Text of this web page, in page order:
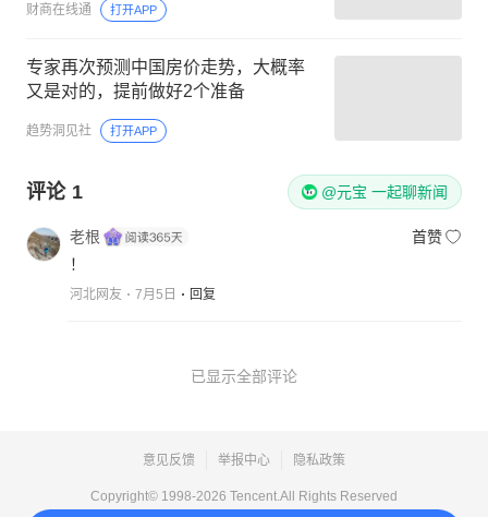
财商在线通 打开APP
专家再次预测中国房价走势，大概率
又是对的，提前做好2个准备
趋势洞见社 打开APP
评论 1 @元宝 一起聊新闻
老根
首赞
！
河北网友 7月5日 回复
已显示全部评论
意见反馈 举报中心 隐私政策
Copyright© 1998-2026 Tencent.All Rights Reserved